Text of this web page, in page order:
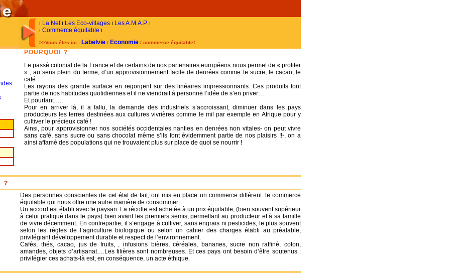
I La Nef I Les Eco-villages I Les A.M.A.P. I
I Commerce équitable I
>>Vous êtes ici : Labelvie / Economie / commerce équitablef
POURQUOI ?
Le passé colonial de la France et de certains de nos partenaires européens nous permet de « profiter
» , au sens plein du terme, d’un approvisionnement facile de denrées comme le sucre, le cacao, le
café .
Les rayons des grande surface en regorgent sur des linéaires impressionnants. Ces produits font
partie de nos habitudes quotidiennes et il ne viendrait à personne l’idée de s’en priver…
Et pourtant…..
Pour en arriver là, il a fallu, la demande des industriels s’accroissant, diminuer dans les pays
producteurs les terres destinées aux cultures vivrières comme le mil par exemple en Afrique pour y
cultiver le précieux café !
Ainsi, pour approvisionner nos sociétés occidentales nanties en denrées non vitales- on peut vivre
sans café, sans sucre ou sans chocolat même s’ils font évidemment partie de nos plaisirs !!-, on a
ainsi affamé des populations qui ne trouvaient plus sur place de quoi se nourrir !
?
Des personnes conscientes de cet état de fait, ont mis en place un commerce différent :le commerce
équitable qui nous offre une autre manière de consommer.
Un accord est établi avec le paysan. La récolte est achetée à un prix équitable, (bien souvent supérieur
à celui pratiqué dans le pays) bien avant les premiers semis, permettant au producteur et à sa famille
de vivre décemment. En contrepartie, il s’engage à cultiver, sans engrais ni pesticides, le plus souvent
selon les règles de l’agriculture biologique ou selon un cahier des charges établi au préalable,
privilégiant développement durable et respect de l’environnement.
Cafés, thés, cacao, jus de fruits, , infusions bières, céréales, bananes, sucre non raffiné, coton,
amandes, objets d’artisanat….Les filières sont nombreuses. Et ces pays ont besoin d’être soutenus :
privilégier ces achats-là est, en conséquence, un acte éthique.